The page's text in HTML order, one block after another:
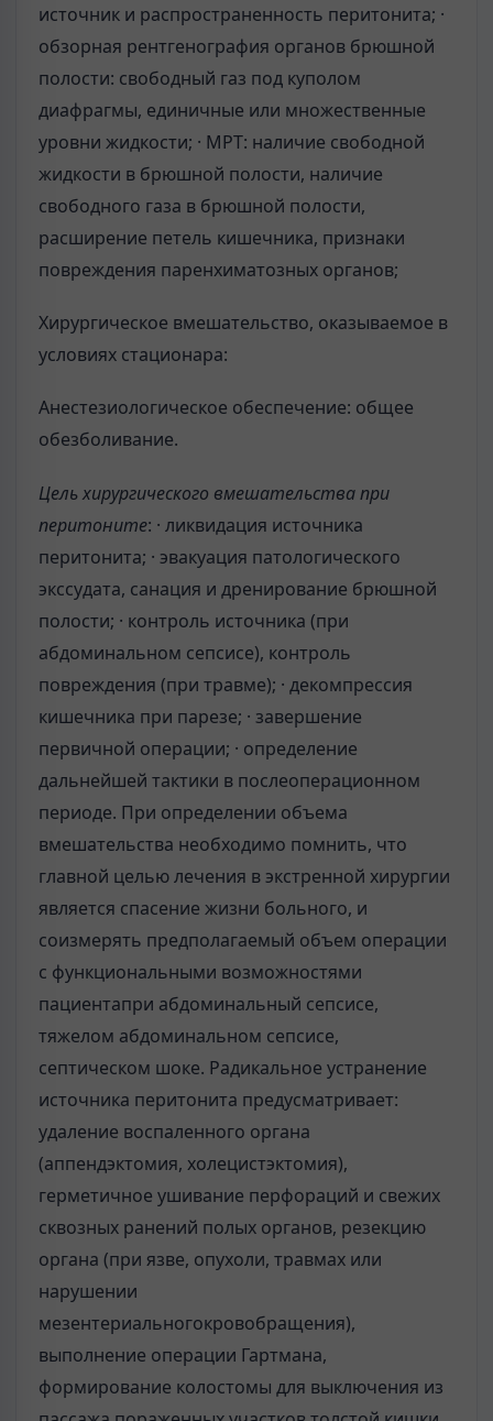
источник и распространенность перитонита; ·
обзорная рентгенография органов брюшной
полости: свободный газ под куполом
диафрагмы, единичные или множественные
уровни жидкости; · МРТ: наличие свободной
жидкости в брюшной полости, наличие
свободного газа в брюшной полости,
расширение петель кишечника, признаки
повреждения паренхиматозных органов;
Хирургическое вмешательство, оказываемое в
условиях стационара:
Анестезиологическое обеспечение: общее
обезболивание.
Цель хирургического вмешательства при
перитоните: · ликвидация источника
перитонита; · эвакуация патологического
экссудата, санация и дренирование брюшной
полости; · контроль источника (при
абдоминальном сепсисе), контроль
повреждения (при травме); · декомпрессия
кишечника при парезе; · завершение
первичной операции; · определение
дальнейшей тактики в послеоперационном
периоде. При определении объема
вмешательства необходимо помнить, что
главной целью лечения в экстренной хирургии
является спасение жизни больного, и
соизмерять предполагаемый объем операции
с функциональными возможностями
пациентапри абдоминальный сепсисе,
тяжелом абдоминальном сепсисе,
септическом шоке. Радикальное устранение
источника перитонита предусматривает:
удаление воспаленного органа
(аппендэктомия, холецистэктомия),
герметичное ушивание перфораций и свежих
сквозных ранений полых органов, резекцию
органа (при язве, опухоли, травмах или
нарушении
мезентериальногокровобращения),
выполнение операции Гартмана,
формирование колостомы для выключения из